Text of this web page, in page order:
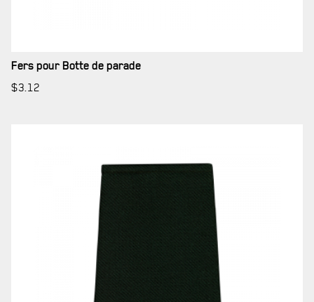
BUREAU DE GESTION
MAGASIN RÉGIMENTAIRE
PROGRAMMES DE LA RÉGIE
REVUE LA CITADELLE
Fers pour Botte de parade
$3.12